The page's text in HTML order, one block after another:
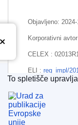
Objavljeno:
Korporativni
CELEX :
ELI : reg_impl/
EDITION :
EDITION :
Urad za
To spletišče